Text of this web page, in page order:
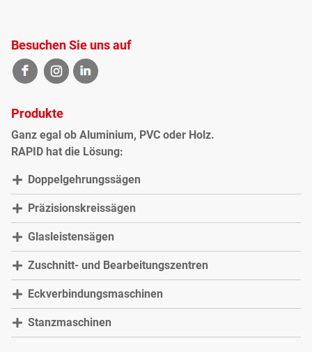
Besuchen Sie uns auf
Produkte
Ganz egal ob Aluminium, PVC oder Holz.
RAPID hat die Lösung:
Doppelgehrungssägen
Präzisionskreissägen
Glasleistensägen
Zuschnitt- und Bearbeitungszentren
Eckverbindungsmaschinen
Stanzmaschinen